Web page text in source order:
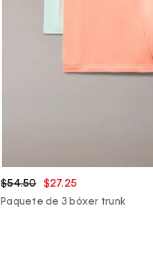
$54.50 $27.25
Paquete de 3 bóxer trunk